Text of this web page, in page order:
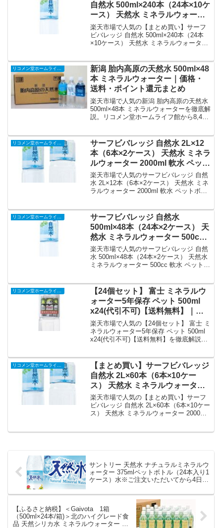
自然水 500ml×240本（24本×10ケ
ース） 天然水 ミネラルウォータ
ー 500cc 軟水 ペットボトル【代
引不可】｜価格・送料・ポイント
還元まとめ
楽天市場で人気の【まとめ買い】サーフ
ビバレッジ 自然水 500ml×240本（24本
×10ケース） 天然水 ミネラルウォーター
ら19,908円で販売中（送料込み・ポイン
ト1倍）。実ユーザーレビュー0件・平均
評価0の商品情報・購入方法まとめ。
リコメン堂ホームライフ館
新潟 胎内高原の天然水 500ml×48
本 ミネラルウォーター｜価格・
送料・ポイント還元まとめ
楽天市場で人気の新潟 胎内高原の天然水
500ml×48本 ミネラルウォーターを徹底解
説。リコメン堂ホームライフ館から8,488
品情報・購入方法まとめ。
サーフビバレッジ 自然水 2L×12
本（6本×2ケース） 天然水 ミネラ
ルウォーター 2000ml 軟水 ペット
ボトル【代引不可】｜価格・送
料・ポイント還元まとめ
楽天市場で人気のサーフビバレッジ 自然
水 2L×12本（6本×2ケース） 天然水 ミネ
ラルウォーター 2000ml 軟水 ペットボト
料込み・ポイント1倍）。実ユーザーレビ
ュー0件・平均評価0の商品情報・購入方
法まとめ。
リコメン堂ホームライフ館
サーフビバレッジ 自然水
500ml×48本（24本×2ケース） 天
然水 ミネラルウォーター 500cc
軟水 ペットボトル【代引不可】
｜価格・送料・ポイント還元まと
め
楽天市場で人気のサーフビバレッジ 自然
水 500ml×48本（24本×2ケース） 天然水
ミネラルウォーター 500cc 軟水 ペットボ
（送料込み・ポイント1倍）。実ユーザー
レビュー0件・平均評価0の商品情報・購
入方法まとめ。
リコメン堂ホームライフ館
【24個セット】 富士 ミネラルウ
ォーター5年保存 ペット 500ml
x24(代引不可)【送料無料】｜価
格・送料・ポイント還元まとめ
楽天市場で人気の【24個セット】 富士 ミ
ネラルウォーター5年保存 ペット 500ml
x24(代引不可)【送料無料】を徹底解説。
ザーレビュー0件・平均評価0の商品情
報・購入方法まとめ。
【まとめ買い】サーフビバレッジ
自然水 2L×60本（6本×10ケー
ス） 天然水 ミネラルウォーター
2000ml 軟水 ペットボトル【代引
不可】｜価格・送料・ポイント還
元まとめ
楽天市場で人気の【まとめ買い】サーフ
ビバレッジ 自然水 2L×60本（6本×10ケー
ス） 天然水 ミネラルウォーター 2000ml
サントリー 天然水 ナチュラルミネラルウ
ォーター 375mlペットボトル（24本入り1
ケース）水※ご注文いただいてから4日～
送料・ポイント還元まとめ
【ふるさと納税】＜Gaivota 1箱
（500ml×24本/箱)＞北のハイグレード食
品 天然シリカ水 ミネラルウォーター 軟